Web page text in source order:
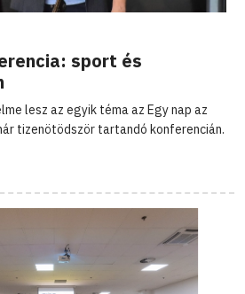
sport és
lesz az egyik téma az Egy nap az
tizenötödször tartandó konferencián.